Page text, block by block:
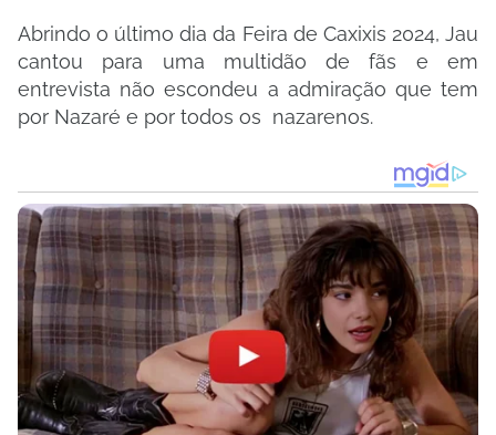
Abrindo o último dia da Feira de Caxixis 2024, Jau
cantou para uma multidão de fãs e em
entrevista não escondeu a admiração que tem
por Nazaré e por todos os nazarenos.